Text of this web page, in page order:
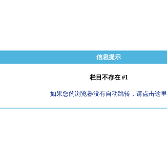
信息提示
栏目不存在 #1
如果您的浏览器没有自动跳转，请点击这里